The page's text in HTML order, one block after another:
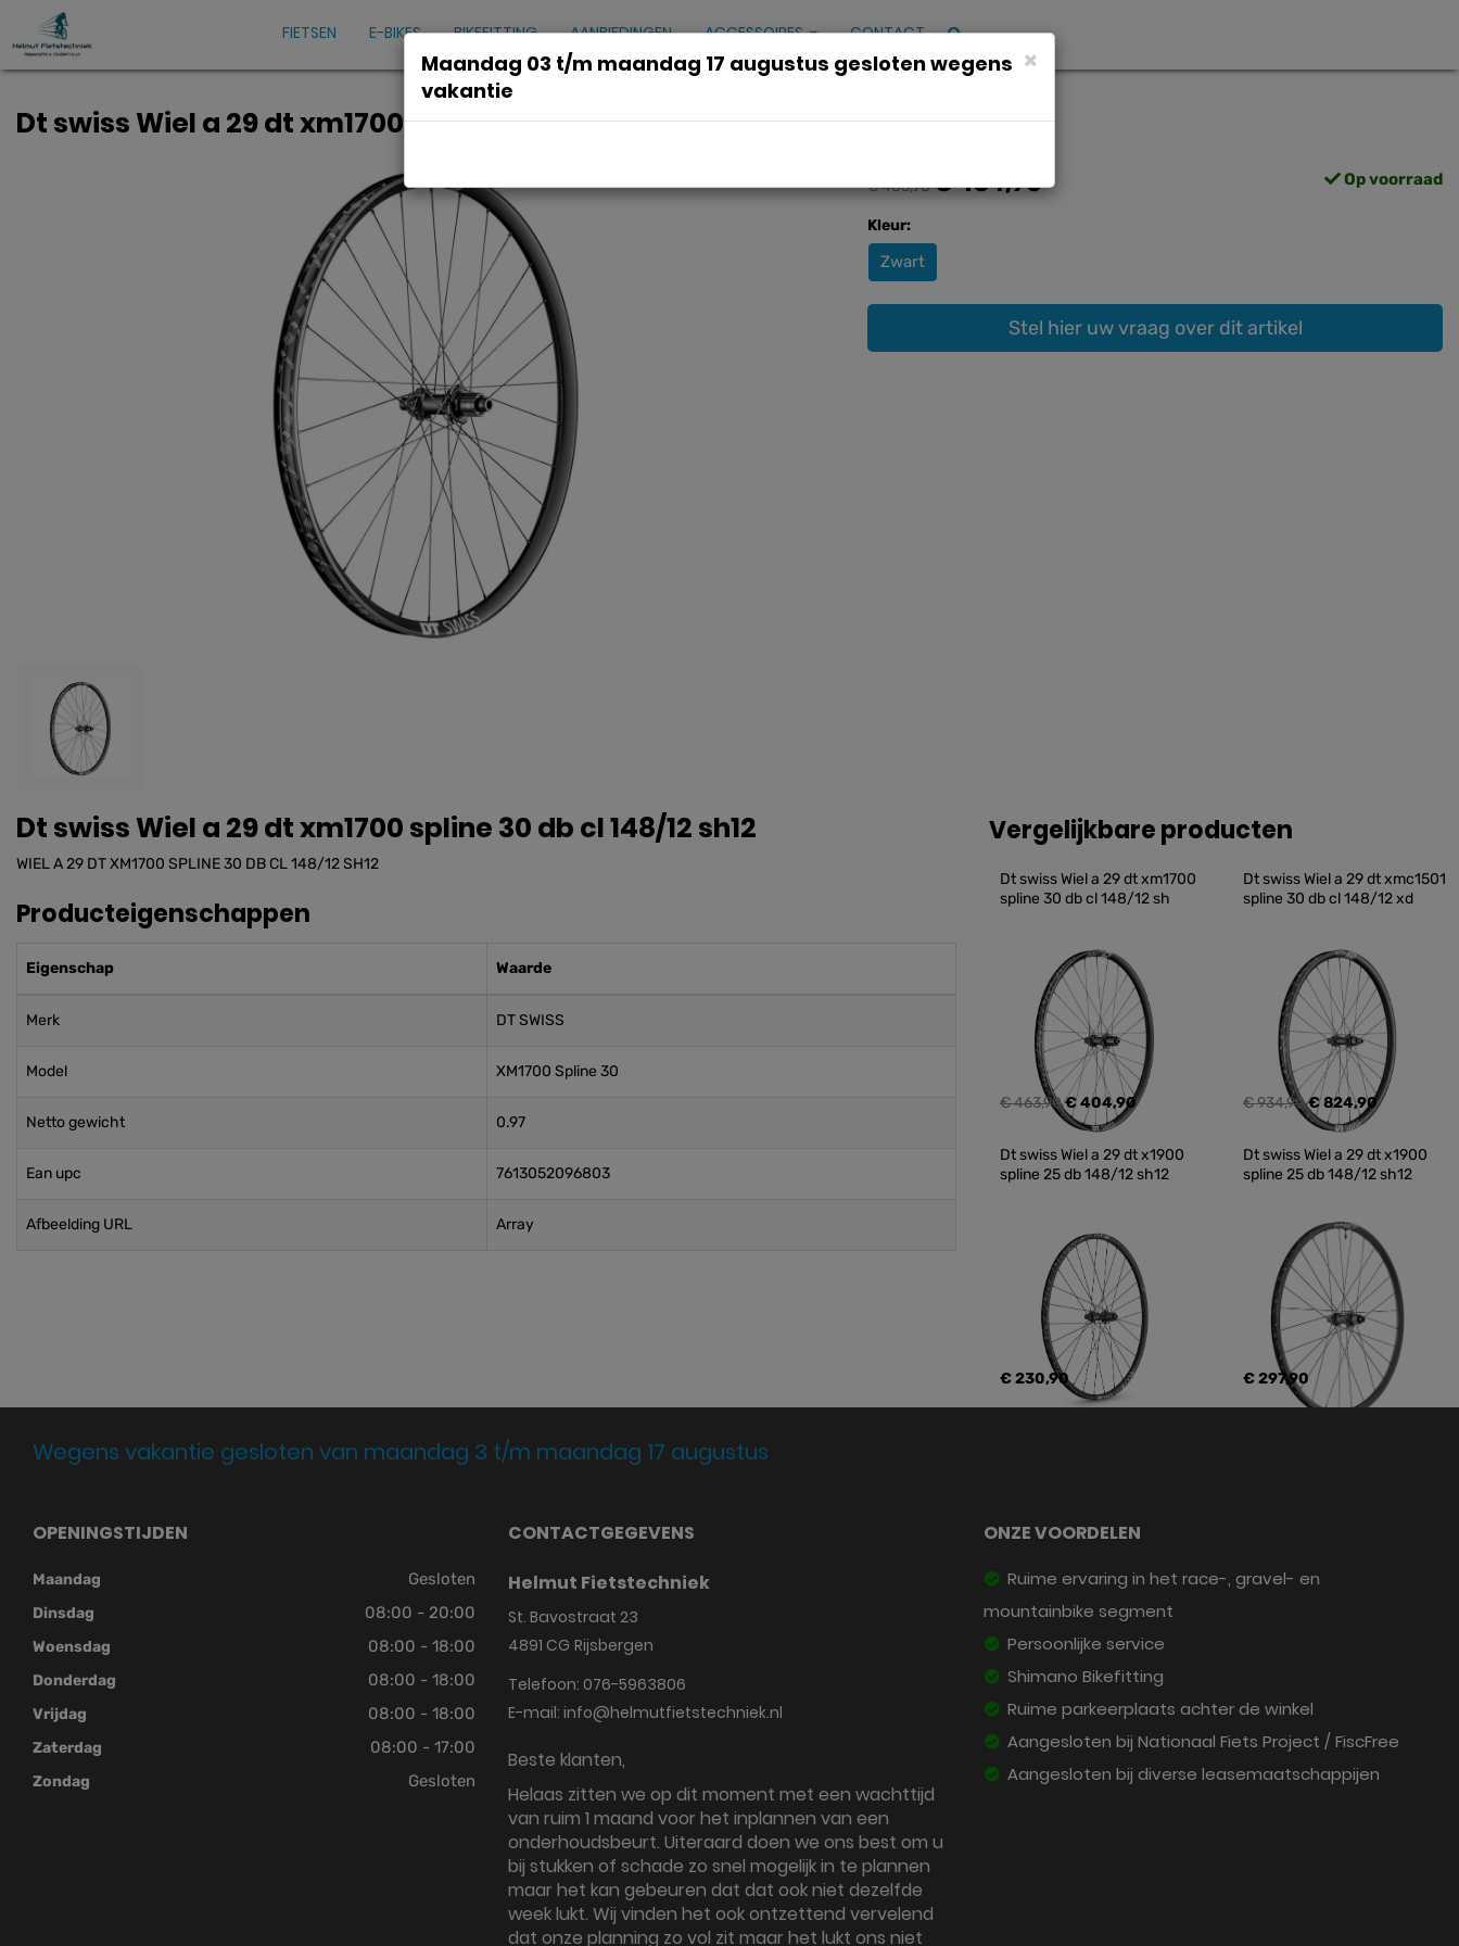
FIETSEN E-BIKES BIKEFITTING AANBIEDINGEN ACCESSOIRES CONTACT
Dt swiss Wiel a 29 dt xm1700 spline 30 db cl 148/12 sh12
€ 483,90€ 454,90 Op voorraad
Kleur:
Zwart
Stel hier uw vraag over dit artikel
Dt swiss Wiel a 29 dt xm1700 spline 30 db cl 148/12 sh12
WIEL A 29 DT XM1700 SPLINE 30 DB CL 148/12 SH12
Producteigenschappen
Eigenschap Waarde
Merk DT SWISS
Model XM1700 Spline 30
Netto gewicht 0.97
Ean upc 7613052096803
Afbeelding URL Array
Vergelijkbare producten
Dt swiss Wiel a 29 dt xm1700
spline 30 db cl 148/12 sh
€ 463,90€ 404,90
Dt swiss Wiel a 29 dt xmc1501
spline 30 db cl 148/12 xd
€ 934,90€ 824,90
Dt swiss Wiel a 29 dt x1900
spline 25 db 148/12 sh12
€ 230,90
Dt swiss Wiel a 29 dt x1900
spline 25 db 148/12 sh12
€ 297,90
Wegens vakantie gesloten van maandag 3 t/m maandag 17 augustus
OPENINGSTIJDEN
Maandag Gesloten
Dinsdag 08:00 - 20:00
Woensdag 08:00 - 18:00
Donderdag 08:00 - 18:00
Vrijdag 08:00 - 18:00
Zaterdag 08:00 - 17:00
Zondag Gesloten
CONTACTGEGEVENS
Helmut Fietstechniek
St. Bavostraat 23
4891 CG Rijsbergen
Telefoon: 076-5963806
E-mail: info@helmutfietstechniek.nl
Beste klanten,
Helaas zitten we op dit moment met een wachttijd
van ruim 1 maand voor het inplannen van een
onderhoudsbeurt. Uiteraard doen we ons best om u
bij stukken of schade zo snel mogelijk in te plannen
maar het kan gebeuren dat dat ook niet dezelfde
week lukt. Wij vinden het ook ontzettend vervelend
dat onze planning zo vol zit maar het lukt ons niet
ONZE VOORDELEN
Ruime ervaring in het race-, gravel- en
mountainbike segment
Persoonlijke service
Shimano Bikefitting
Ruime parkeerplaats achter de winkel
Aangesloten bij Nationaal Fiets Project / FiscFree
Aangesloten bij diverse leasemaatschappijen
×
Maandag 03 t/m maandag 17 augustus gesloten wegens
vakantie